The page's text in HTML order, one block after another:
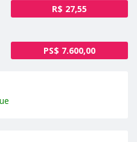
R$ 27,55
PS$ 7.600,00